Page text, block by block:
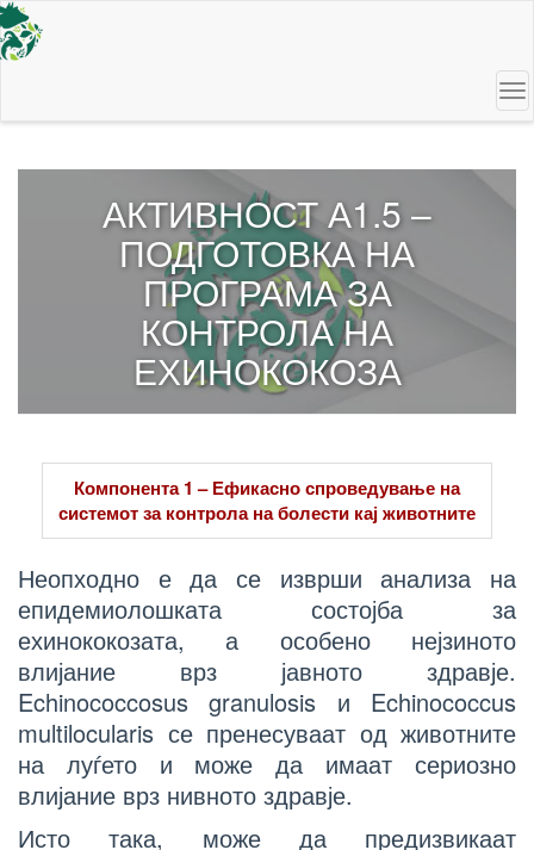
Skip
to
main
АКТИВНОСТ А1.5 –
ПОДГОТОВКА НА
ПРОГРАМА ЗА
КОНТРОЛА НА
ЕХИНОКОКОЗА
Компонента 1 – Ефикасно спроведување на
системот за контрола на болести кај животните
Неопходно е да се изврши анализа на
епидемиолошката состојба за
ехинококозата, а особено нејзиното
влијание врз јавното здравје.
Echinococcosus granulosis и Echinococcus
multilocularis се пренесуваат од животните
на луѓето и може да имаат сериозно
влијание врз нивното здравје.
Исто така, може да предизвикаат